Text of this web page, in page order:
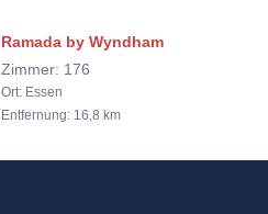
Ramada by Wyndham
Zimmer: 176
Ort: Essen
Entfernung: 16,8 km